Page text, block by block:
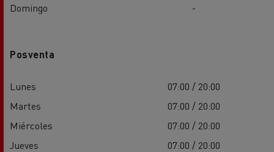
Domingo
-
Posventa
Lunes
07:00 / 20:00
Martes
07:00 / 20:00
Miércoles
07:00 / 20:00
Jueves
07:00 / 20:00